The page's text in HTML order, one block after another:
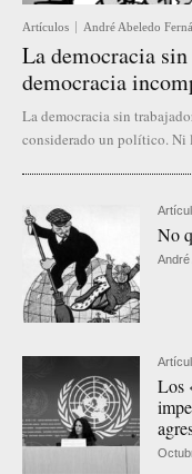
Artículos André Abeledo
La democracia
democracia
La democracia sin
considerado un político. Ni
No
André
Los